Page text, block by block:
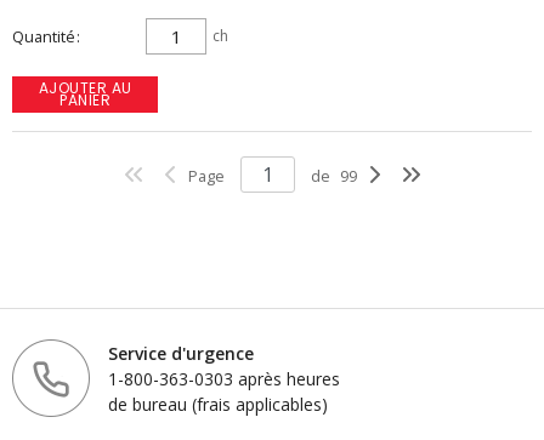
Quantité ch
AJOUTER AU
PANIER
Page de 99
Service d'urgence
1-800-363-0303 après heures
de bureau (frais applicables)